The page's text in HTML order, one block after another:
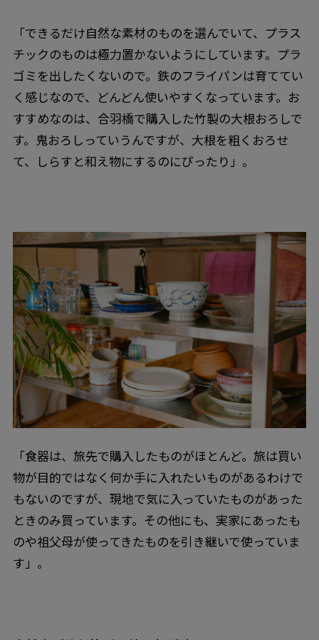
「できるだけ自然な素材のものを選んでいて、プラス
チックのものは極力置かないようにしています。プラ
ゴミを出したくないので。鉄のフライパンは育ててい
く感じなので、どんどん使いやすくなっています。お
すすめなのは、合羽橋で購入した竹製の大根おろしで
す。鬼おろしっていうんですが、大根を粗くおろせ
て、しらすと和え物にするのにぴったり」。
「食器は、旅先で購入したものがほとんど。旅は買い
物が目的ではなく何か手に入れたいものがあるわけで
もないのですが、現地で気に入っていたものがあった
ときのみ買っています。その他にも、実家にあったも
のや祖父母が使ってきたものを引き継いで使っていま
す」。